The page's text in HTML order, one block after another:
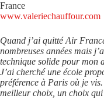
France
www.valeriechauffour.com
Quand j’ai quitté Air
nombreuses années mais
technique solide pour mon
J’ai cherché une école
préférence à Paris où je
meilleur choix, un choix qui